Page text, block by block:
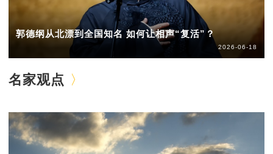
郭德纲从北漂到全国知名 如何让相声“复活”？
2026-06-18
名家观点